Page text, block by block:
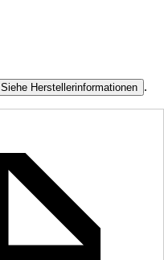
Siehe Herstellerinformationen .